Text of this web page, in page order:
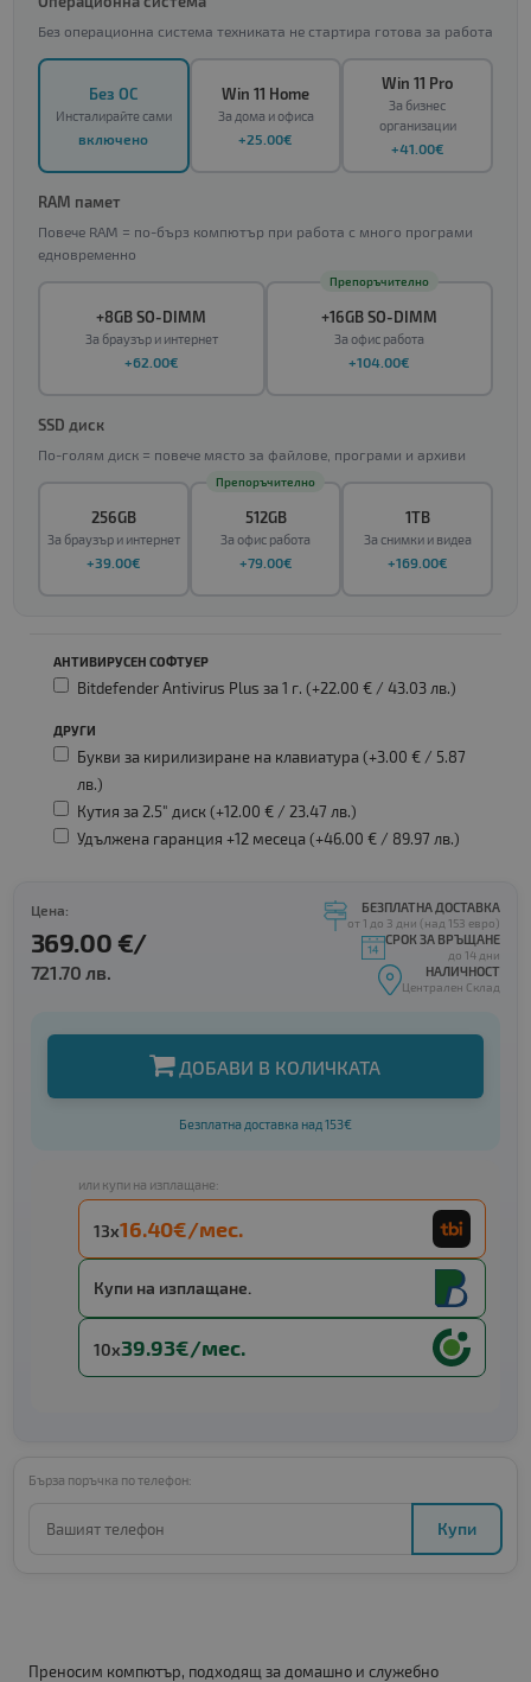
Без операционна система техниката не стартира готова за работа
Без ОС
Инсталирайте сами
включено
Win 11 Home
За дома и офиса
+25.00€
Win 11 Pro
За бизнес
организации
+41.00€
RAM памет
Повече RAM = по-бърз компютър при работа с много програми
едновременно
+8GB SO-DIMM
За браузър и интернет
+62.00€
+16GB SO-DIMM
За офис работа
+104.00€
Препоръчително
SSD диск
По-голям диск = повече място за файлове, програми и архиви
256GB
За браузър и интернет
+39.00€
512GB
За офис работа
+79.00€
Препоръчително
1TB
За снимки и видеа
+169.00€
АНТИВИРУСЕН СОФТУЕР
Bitdefender Antivirus Plus за 1 г. (+22.00 € / 43.03 лв.)
ДРУГИ
Букви за кирилизиране на клавиатура (+3.00 € / 5.87
лв.)
Кутия за 2.5" диск (+12.00 € / 23.47 лв.)
Удължена гаранция +12 месеца (+46.00 € / 89.97 лв.)
Цена:
369.00 €/
721.70 лв.
БЕЗПЛАТНА ДОСТАВКА
от 1 до 3 дни (над 153 евро)
СРОК ЗА ВРЪЩАНЕ
до 14 дни
НАЛИЧНОСТ
Централен Склад
ДОБАВИ В КОЛИЧКАТА
Безплатна доставка над 153€
или купи на изплащане:
13x16.40€/мес.
Купи на изплащане.
10x39.93€/мес.
Бърза поръчка по телефон:
Купи
Преносим компютър, подходящ за домашно и служебно